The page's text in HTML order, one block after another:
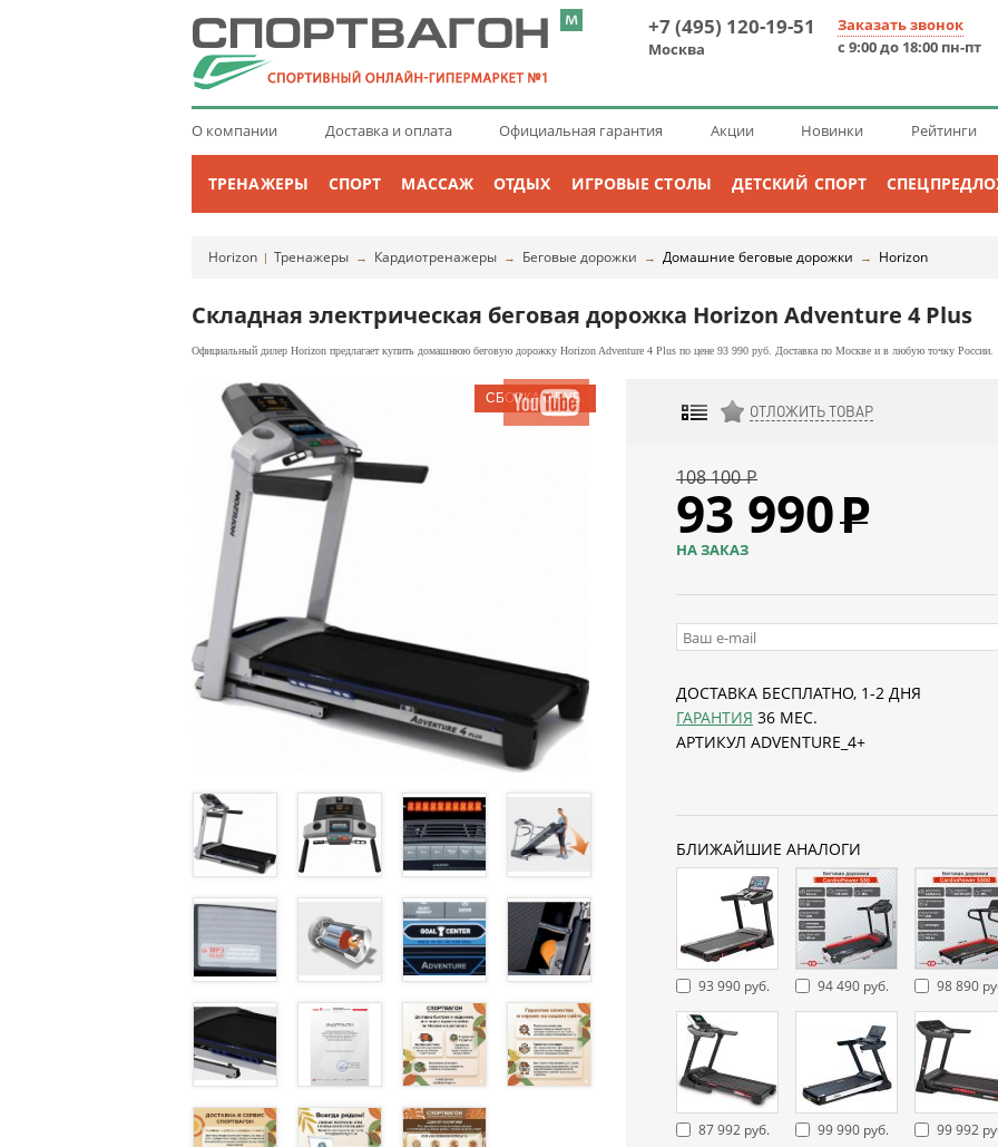
+7 (495) 120-19-51
Москва
Заказать звонок
с 9:00 до 18:00 пн-пт
О компании Доставка и оплата Официальная гарантия Акции Новинки Рейтинги
ТРЕНАЖЕРЫ СПОРТ МАССАЖ ОТДЫХ ИГРОВЫЕ СТОЛЫ ДЕТСКИЙ СПОРТ
Horizon | Тренажеры → Кардиотренажеры → Беговые дорожки → Домашние беговые дорожки → Horizon
Складная электрическая беговая дорожка Horizon Adventure 4 Plus
Официальный дилер Horizon предлагает купить домашнюю беговую дорожку Horizon Adventure 4 Plus по цене 93 990 руб. Доставка по Москве и в любую точку России.
ДОБАВИТЬ К СРАВНЕНИЮ
ОТЛОЖИТЬ ТОВАР
108 100 Р
93 990Р
НА ЗАКАЗ
ДОСТАВКА БЕСПЛАТНО, 1-2 ДНЯ
ГАРАНТИЯ 36 МЕС.
АРТИКУЛ ADVENTURE_4+
БЛИЖАЙШИЕ АНАЛОГИ
93 990 руб. 94 490 руб. 98 890
87 992 руб. 99 990 руб. 99 992